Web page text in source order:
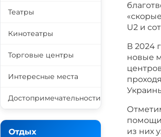
U2 и
В 2024
новые
помощи
из них
Театры
Кинотеатры
Торговые центры
Интересные места
Достопримечательности
Отдых